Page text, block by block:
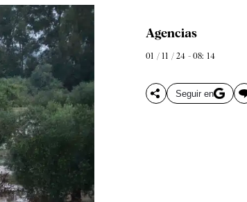
Agencias
01 / 11 / 24 - 08: 14
Seguir en